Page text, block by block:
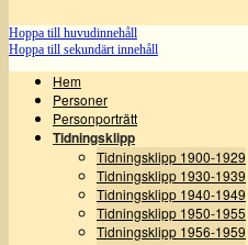
Hoppa till huvudinnehåll
Hoppa till sekundärt innehåll
Hem
Personer
Personporträtt
Tidningsklipp
Tidningsklipp 1900-1929
Tidningsklipp 1930-1939
Tidningsklipp 1940-1949
Tidningsklipp 1950-1955
Tidningsklipp 1956-1959